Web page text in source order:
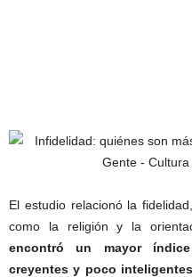
El estudio relacionó la
como la religión y la
encontró un mayor
creyentes y poco